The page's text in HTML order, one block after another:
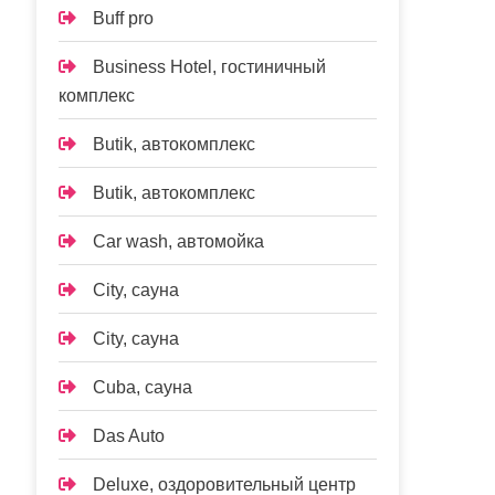
Buff pro
Business Hotel, гостиничный
комплекс
Butik, автокомплекс
Butik, автокомплекс
Car wash, автомойка
City, сауна
City, сауна
Cuba, сауна
Das Auto
Deluxe, оздоровительный центр